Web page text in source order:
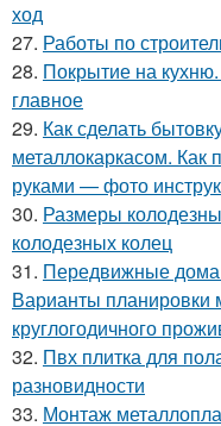
ход
27. Работы по
28. Покрытие на
главное
29. Как сделать
металлокаркасом. Как
руками — фото
30. Размеры
колодезных колец
31. Передвижные дома
Варианты планировки
круглогодичного
32. Пвх плитка для
разновидности
33. Монтаж